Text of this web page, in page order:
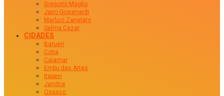
Gregorio Maglio
Jairo Giovenardi
Marluci Zanelato
Selma Cezar
CIDADES
Barueri
Cotia
Cajamar
Embu das Artes
Itapevi
Jandira
Osasco